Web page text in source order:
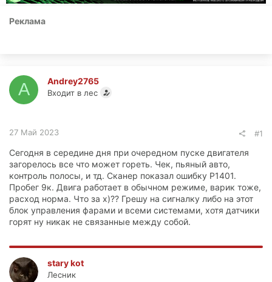
Реклама
A Andrey2765
Входит в лес
27 Май 2023 #1
Сегодня в середине дня при очередном пуске двигателя
загорелось все что может гореть. Чек, пьяный авто,
контроль полосы, и тд. Сканер показал ошибку Р1401.
Пробег 9к. Двига работает в обычном режиме, варик тоже,
расход норма. Что за х)?? Грешу на сигналку либо на этот
блок управления фарами и всеми системами, хотя датчики
горят ну никак не связанные между собой.
stary kot
Лесник